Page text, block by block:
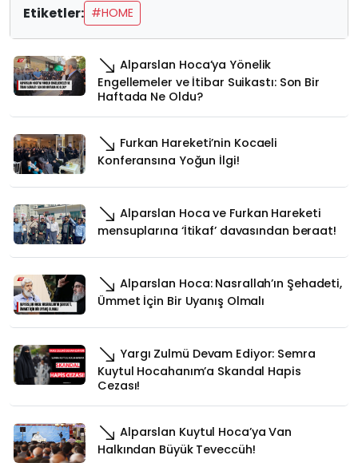
Etiketler: #HOME
Alparslan Hoca’ya Yönelik
Engellemeler ve İtibar Suikastı: Son Bir
Haftada Ne Oldu?
Furkan Hareketi’nin Kocaeli
Konferansına Yoğun İlgi!
Alparslan Hoca ve Furkan Hareketi
mensuplarına ‘İtikaf’ davasından beraat!
Alparslan Hoca: Nasrallah’ın Şehadeti,
Ümmet İçin Bir Uyanış Olmalı
Yargı Zulmü Devam Ediyor: Semra
Kuytul Hocahanım’a Skandal Hapis
Cezası!
Alparslan Kuytul Hoca’ya Van
Halkından Büyük Teveccüh!